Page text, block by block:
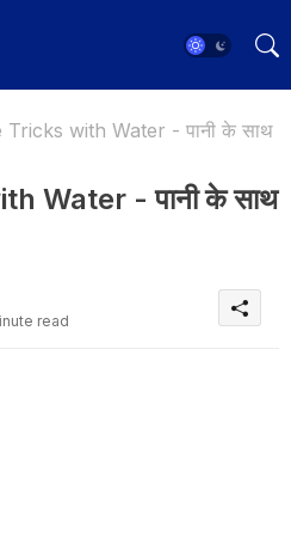
Tricks with Water - पानी के साथ
Water - पानी के साथ
read